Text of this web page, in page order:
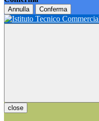
Annulla Conferma
close